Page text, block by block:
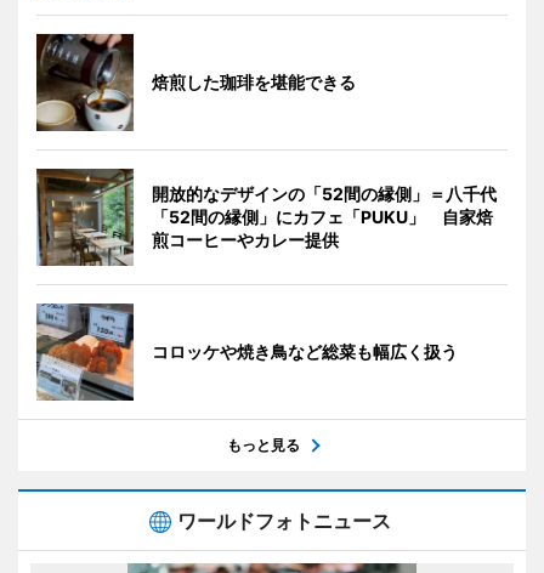
焙煎した珈琲を堪能できる
開放的なデザインの「52間の縁側」＝八千代
「52間の縁側」にカフェ「PUKU」 自家焙
煎コーヒーやカレー提供
コロッケや焼き鳥など総菜も幅広く扱う
もっと見る
ワールドフォトニュース